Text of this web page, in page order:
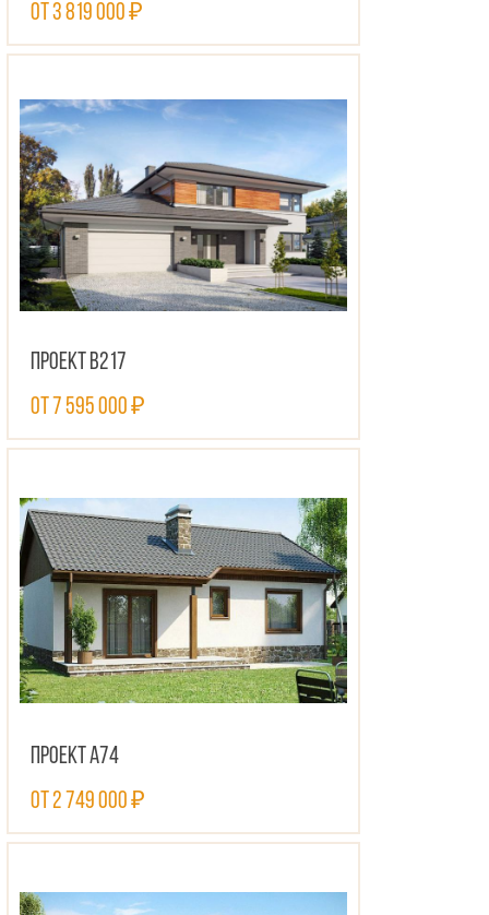
от 3 819 000 ₽
Проект В217
от 7 595 000 ₽
Проект А74
от 2 749 000 ₽